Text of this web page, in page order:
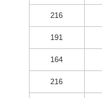
216
191
164
216